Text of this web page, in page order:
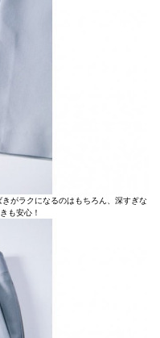
がラクになるのはもちろん、深すぎな
も安心！